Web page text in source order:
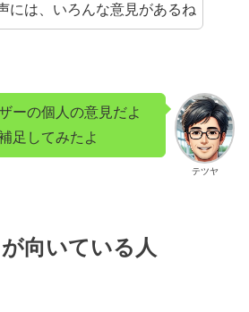
には、いろんな意見があるね
テツヤ
ーの個人の意見だよ
足してみたよ
向いている人